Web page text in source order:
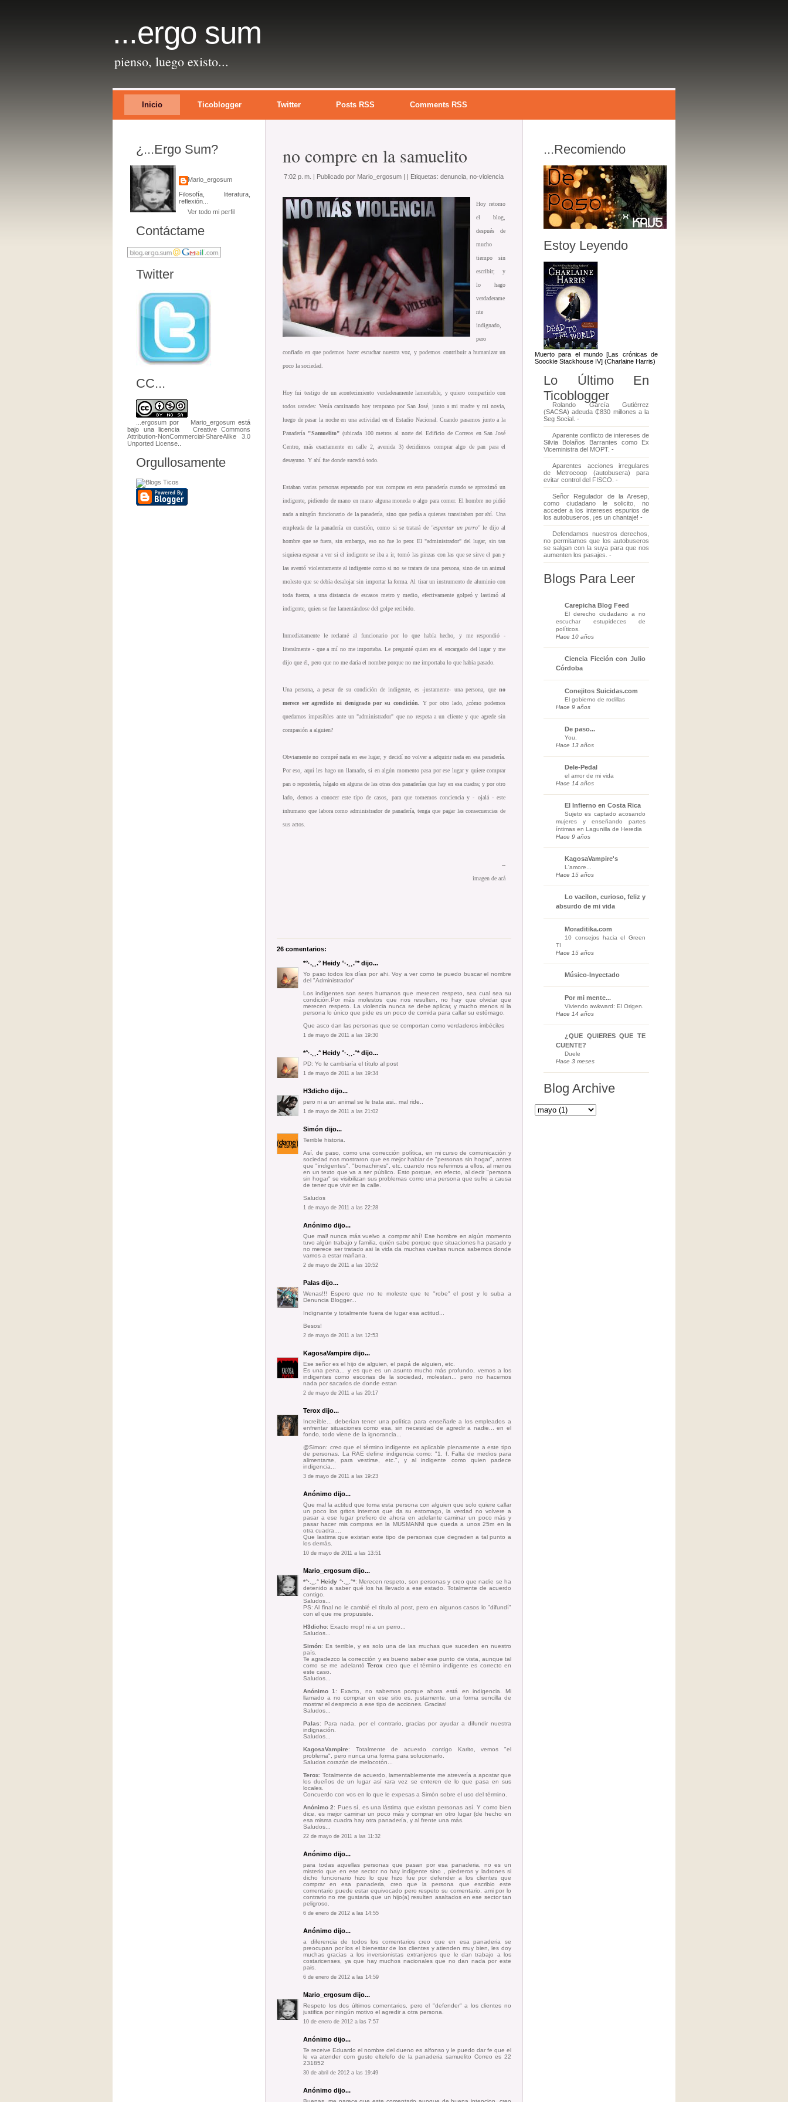
...ergo sum
pienso, luego existo...
Inicio Ticoblogger Twitter Posts RSS Comments RSS
¿...ergo Sum?
Mario_ergosum
Filosofía, literatura,
reflexión...
Ver todo mi perfil
Contáctame
Twitter
CC...
...ergosum por Mario_ergosum está
bajo una licencia
Creative Commons
Attribution-NonCommercial-ShareAlike 3.0
Unported License
Orgullosamente
no compre en la samuelito
7:02 p. m. | Publicado por Mario_ergosum | | Etiquetas: denuncia no-violencia
Hoy retomo
el blog,
después de
mucho
tiempo sin
escribir; y
lo hago
verdaderame
nte
indignado,
pero
confiado en que podemos hacer escuchar nuestra voz, y podemos contribuir a humanizar un
poco la sociedad.
Hoy fui testigo de un acontecimiento verdaderamente lamentable, y quiero compartirlo con
todos ustedes: Venía caminando hoy temprano por San José, junto a mi madre y mi novia,
luego de pasar la noche en una actividad en el Estadio Nacional. Cuando pasamos junto a la
Panadería "Samuelito" (ubicada 100 metros al norte del Edificio de Correos en San José
Centro, más exactamente en calle 2, avenida 3) decidimos comprar algo de pan para el
desayuno. Y ahí fue donde sucedió todo.
Estaban varias personas esperando por sus compras en esta panadería cuando se aproximó un
indigente, pidiendo de mano en mano alguna moneda o algo para comer. El hombre no pidió
nada a ningún funcionario de la panadería, sino que pedía a quienes transitaban por ahí. Una
empleada de la panadería en cuestión, como si se tratará de "espantar un perro"le dijo al
hombre que se fuera, sin embargo, eso no fue lo peor. El "administrador" del lugar, sin tan
siquiera esperar a ver si el indigente se iba a ir, tomó las pinzas con las que se sirve el pan y
las aventó violentamente al indigente como si no se tratara de una persona, sino de un animal
molesto que se debía desalojar sin importar la forma. Al tirar un instrumento de aluminio con
toda fuerza, a una distancia de escasos metro y medio, efectivamente golpeó y lastimó al
indigente, quien se fue lamentándose del golpe recibido.
Inmediatamente le reclamé al funcionario por lo que había hecho, y me respondió -
literalmente - que a mí no me importaba. Le pregunté quien era el encargado del lugar y me
dijo que él, pero que no me daría el nombre porque no me importaba lo que había pasado.
Una persona, a pesar de su condición de indigente, es -justamente- una persona, que no
merece ser agredido ni denigrado por su condición. Y por otro lado, ¿cómo podemos
quedarnos impasibles ante un "administrador" que no respeta a un cliente y que agrede sin
compasión a alguien?
Obviamente no compré nada en ese lugar, y decidí no volver a adquirir nada en esa panadería.
Por eso, aquí les hago un llamado, si en algún momento pasa por ese lugar y quiere comprar
pan o repostería, hágalo en alguna de las otras dos panaderías que hay en esa cuadra; y por otro
lado, demos a conocer este tipo de casos, para que tomemos conciencia y - ojalá - este
inhumano que labora como administrador de panadería, tenga que pagar las consecuencias de
sus actos.
--
imagen de acá
26 comentarios:
*°·.¸¸.° Heidy °·.¸¸.°*dijo...
Yo paso todos los días por ahi. Voy a ver como te puedo buscar el nombre
del "Administrador"
Los indigentes son seres humanos que merecen respeto, sea cual sea su
condición.Por más molestos que nos resulten, no hay que olvidar que
merecen respeto. La violencia nunca se debe aplicar, y mucho menos si la
persona lo único que pide es un poco de comida para callar su estómago.
Que asco dan las personas que se comportan como verdaderos imbéciles
1 de mayo de 2011 a las 19:30
*°·.¸¸.° Heidy °·.¸¸.°*dijo...
PD: Yo le cambiaría el título al post
1 de mayo de 2011 a las 19:34
H3dicho dijo...
pero ni a un animal se le trata asi.. mal ride..
1 de mayo de 2011 a las 21:02
Simón dijo...
Terrible historia.
Así, de paso, como una corrección política, en mi curso de comunicación y
sociedad nos mostraron que es mejor hablar de "personas sin hogar", antes
que "indigentes", "borrachines", etc. cuando nos referimos a ellos, al menos
en un texto que va a ser público. Esto porque, en efecto, al decir "persona
sin hogar" se visibilizan sus problemas como una persona que sufre a causa
de tener que vivir en la calle.
Saludos
1 de mayo de 2011 a las 22:28
Anónimo dijo...
Que mal! nunca más vuelvo a comprar ahí! Ese hombre en algún momento
tuvo algún trabajo y familia, quién sabe porque que situaciones ha pasado y
no merece ser tratado asi la vida da muchas vueltas nunca sabemos donde
vamos a estar mañana.
2 de mayo de 2011 a las 10:52
Palas dijo...
Wenas!!! Espero que no te moleste que te "robe" el post y lo suba a
Denuncia Blogger...
Indignante y totalmente fuera de lugar esa actitud...
Besos!
2 de mayo de 2011 a las 12:53
KagosaVampire dijo...
Ese señor es el hijo de alguien, el papá de alguien, etc.
Es una pena... y es que es un asunto mucho más profundo, vemos a los
indigentes como escorias de la sociedad, molestan... pero no hacemos
nada por sacarlos de donde estan
2 de mayo de 2011 a las 20:17
Terox dijo...
Increíble... deberían tener una política para enseñarle a los empleados a
enfrentar situaciones como esa, sin necesidad de agredir a nadie... en el
fondo, todo viene de la ignorancia...
@Simon: creo que el término indigente es aplicable plenamente a este tipo
de personas. La RAE define indigencia como: "1. f. Falta de medios para
alimentarse, para vestirse, etc.", y al indigente como quien padece
indigencia...
3 de mayo de 2011 a las 19:23
Anónimo dijo...
Que mal la actitud que toma esta persona con alguien que solo quiere callar
un poco los gritos internos que da su estomago, la verdad no volvere a
pasar a ese lugar prefiero de ahora en adelante caminar un poco más y
pasar hacer mis compras en la MUSMANNI que queda a unos 25m en la
otra cuadra....
Que lastima que existan este tipo de personas que degraden a tal punto a
los demás.
10 de mayo de 2011 a las 13:51
Mario_ergosum dijo...
*°·.¸¸.° Heidy °·.¸¸.°*: Merecen respeto, son personas y creo que nadie se ha
detenido a saber qué los ha llevado a ese estado. Totalmente de acuerdo
contigo.
Saludos...
PS: Al final no le cambié el título al post, pero en algunos casos lo "difundí"
con el que me propusiste.
H3dicho: Exacto mop! ni a un perro...
Saludos...
Simón: Es terrible, y es solo una de las muchas que suceden en nuestro
país.
Te agradezco la corrección y es bueno saber ese punto de vista, aunque tal
como se me adelantó Terox creo que el término indigente es correcto en
este caso.
Saludos...
Anónimo 1 : Exacto, no sabemos porque ahora está en indigencia. Mi
llamado a no comprar en ese sitio es, justamente, una forma sencilla de
mostrar el desprecio a ese tipo de acciones. Gracias!
Saludos...
Palas: Para nada, por el contrario, gracias por ayudar a difundir nuestra
indignación.
Saludos...
KagosaVampire: Totalmente de acuerdo contigo Karito, vemos "el
problema", pero nunca una forma para solucionarlo.
Saludos corazón de melocotón...
Terox: Totalmente de acuerdo, lamentablemente me atrevería a apostar que
los dueños de un lugar así rara vez se enteren de lo que pasa en sus
locales.
Concuerdo con vos en lo que le expesas a Simón sobre el uso del término.
Anónimo 2: Pues sí, es una lástima que existan personas así. Y como bien
dice, es mejor caminar un poco más y comprar en otro lugar (de hecho en
esa misma cuadra hay otra panadería, y al frente una más.
Saludos...
22 de mayo de 2011 a las 11:32
Anónimo dijo...
para todas aquellas personas que pasan por esa panaderia, no es un
misterio que en ese sector no hay indigente sino , piedreros y ladrones si
dicho funcionario hizo lo que hizo fue por defender a los clientes que
comprar en esa panaderia, creo que la persona que escribio este
comentario puede estar equivocado pero respeto su comentario, ami por lo
contrario no me gustaria que un hijo(a) resulten asaltados en ese sector tan
peligroso.
6 de enero de 2012 a las 14:55
Anónimo dijo...
a diferencia de todos los comentarios creo que en esa panaderia se
preocupan por los el bienestar de los clientes y atienden muy bien, les doy
muchas gracias a los inversionistas extranjeros que le dan trabajo a los
costaricenses, ya que hay muchos nacionales que no dan nada por este
pais.
6 de enero de 2012 a las 14:59
Mario_ergosum dijo...
Respeto los dos últimos comentarios, pero el "defender" a los clientes no
justifica por ningún motivo el agredir a otra persona.
10 de enero de 2012 a las 7:57
Anónimo dijo...
Te receive Eduardo el nombre del dueno es alfonso y le puedo dar fe que el
le va atender com gusto eltelefo de la panaderia samuelito Correo es 22
231852
30 de abril de 2012 a las 19:49
Anónimo dijo...
...recomiendo
Estoy Leyendo
Muerto para el mundo [Las crónicas de
Soockie Stackhouse IV] (Charlaine Harris)
Lo Último En
Ticoblogger
Rolando García Gutiérrez
(SACSA) adeuda ₵830 millones a la
Seg Social. -
Aparente conflicto de intereses de
Silvia Bolaños Barrantes como Ex
Viceministra del MOPT. -
Aparentes acciones irregulares
de Metrocoop (autobusera) para
evitar control del FISCO. -
Señor Regulador de la Aresep,
como ciudadano le solicito, no
acceder a los intereses espurios de
los autobuseros, ¡es un chantaje! -
Defendamos nuestros derechos,
no permitamos que los autobuseros
se salgan con la suya para que nos
aumenten los pasajes. -
Blogs Para Leer
Carepicha Blog Feed
El derecho ciudadano a no
escuchar estupideces de
políticos.
Hace 10 años
Ciencia Ficción con Julio
Córdoba
Conejitos Suicidas.com
El gobierno de rodillas
Hace 9 años
De paso...
You.
Hace 13 años
Dele-Pedal
el amor de mi vida
Hace 14 años
El Infierno en Costa Rica
Sujeto es captado acosando
mujeres y enseñando partes
íntimas en Lagunilla de Heredia
Hace 9 años
KagosaVampire's
L'amore...
Hace 15 años
Lo vacilon, curioso, feliz y
absurdo de mi vida
Moraditika.com
10 consejos hacia el Green
TI
Hace 15 años
Músico-Inyectado
Por mi mente...
Viviendo awkward: El Origen.
Hace 14 años
¿QUE QUIERES QUE TE
CUENTE?
Duele
Hace 3 meses
Blog Archive